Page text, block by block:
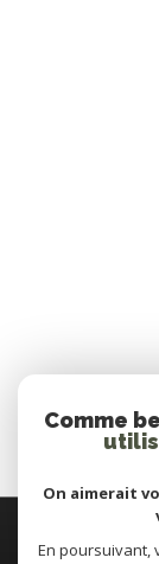
© 2026 |
Plan du site-Mentions
Comme
On aimerait
En poursuivant,